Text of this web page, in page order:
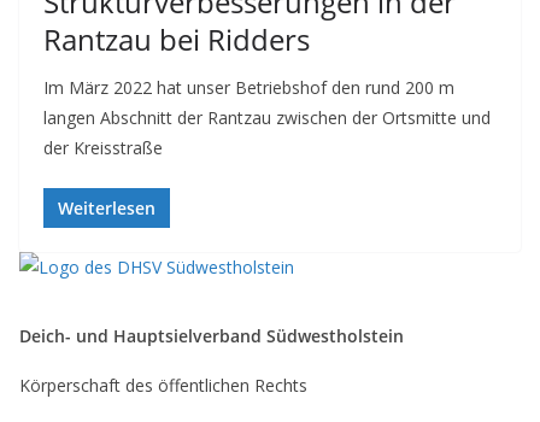
Rantzau bei Ridders
Im März 2022 hat unser Betriebshof den rund 200 m
langen Abschnitt der Rantzau zwischen der Ortsmitte und
der Kreisstraße
Weiterlesen
Deich- und Hauptsielverband Südwestholstein
Körperschaft des öffentlichen Rechts